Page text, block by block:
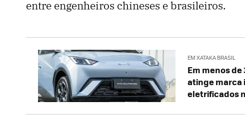
entre engenheiros chineses e brasileiros.
EM XATAKA BRASIL
Em menos
atinge marca
eletrificados